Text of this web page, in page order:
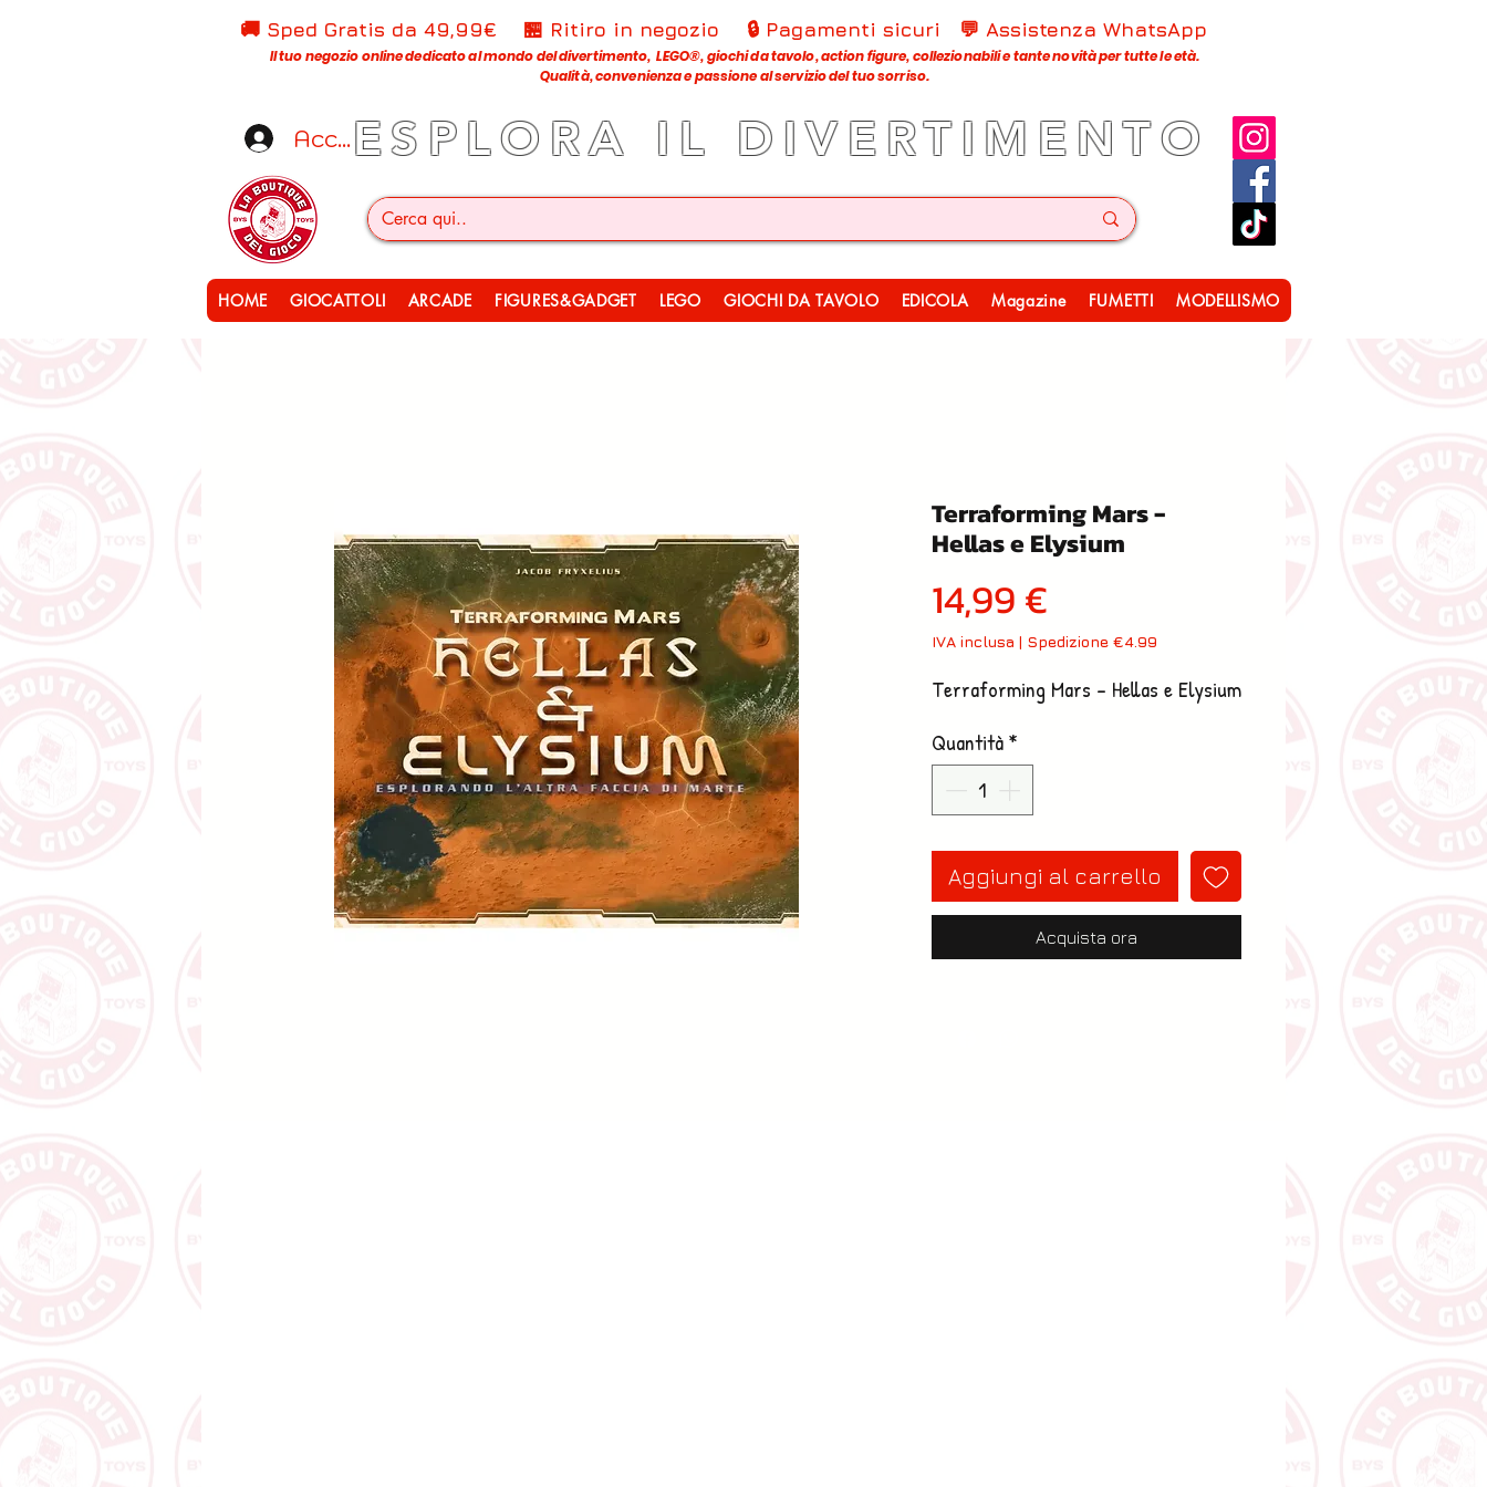
ESPLORA IL DIVERTIMENTO
Accedi
🚚 Sped Gratis da 49,99€ 🏪 Ritiro in negozio 🔒 Pagamenti sicuri 💬 Assistenza WhatsApp
Il tuo negozio online dedicato al mondo del divertimento, LEGO®, giochi da tavolo, action figure, collezionabili e tante novità per tutte le età.
Qualità, convenienza e passione al servizio del tuo sorriso.
HOME GIOCATTOLI ARCADE FIGURES&GADGET LEGO GIOCHI DA TAVOLO EDICOLA Magazine FUMETTI MODELLISMO
Terraforming Mars -
Hellas e Elysium
14,99 €
IVA inclusa | Spedizione €4.99
Terraforming Mars - Hellas e Elysium
Quantità*
Aggiungi al carrello
Acquista ora